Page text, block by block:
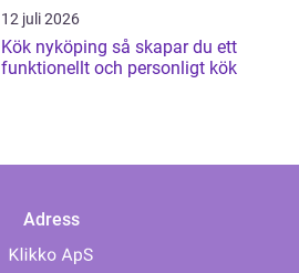
12 juli 2026
Kök nyköping så skapar du ett
funktionellt och personligt kök
Adress